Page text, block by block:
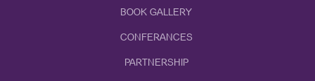
BOOK GALLERY
CONFERANCES
PARTNERSHIP